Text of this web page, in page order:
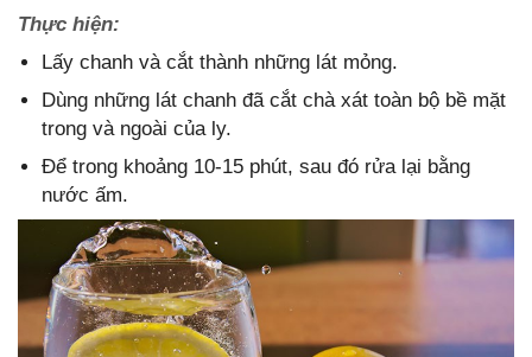
Thực hiện:
Lấy chanh và cắt thành những lát mỏng.
Dùng những lát chanh đã cắt chà xát toàn bộ bề mặt
trong và ngoài của ly.
Để trong khoảng 10-15 phút, sau đó rửa lại bằng
nước ấm.